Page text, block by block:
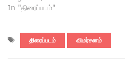
In "திரைப்படம்"
திரைப்படம் விமர்சனம்